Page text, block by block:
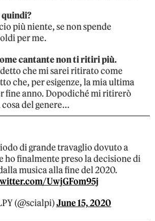
più niente, se non spende
per me.
cantante non ti ritiri più.
che mi sarei ritirato come
che, per esigenze, la mia ultima
fine anno. Dopodiché mi ritirerò
del genere…
di grande travaglio dovuto a
ho finalmente preso la decisione di
musica alla fine del 2020.
UwjGFom95j
(@scialpi)June 15, 2020